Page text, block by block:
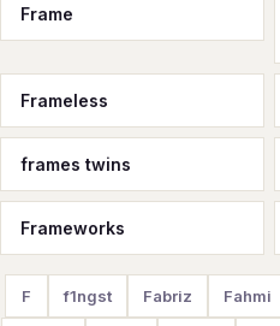
Frame
Frameless
frames twins
Frameworks
F f1ngst Fabriz Fahmi